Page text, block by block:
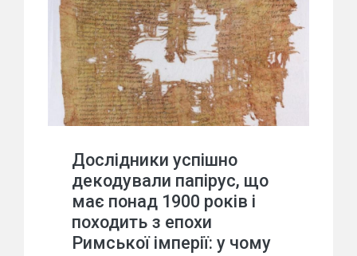
Дослідники успішно
декодували папірус, що
має понад 1900 років і
походить з епохи
Римської імперії: у чому